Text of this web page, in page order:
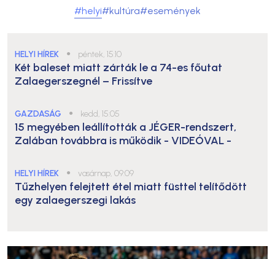
#helyi#kultúra#események
HELYI HÍREK ● péntek, 15:10
Két baleset miatt zárták le a 74-es főutat
Zalaegerszegnél – Frissítve
GAZDASÁG ● kedd, 15:05
15 megyében leállították a JÉGER-rendszert,
Zalában továbbra is működik - VIDEÓVAL -
HELYI HÍREK ● vasárnap, 09:09
Tűzhelyen felejtett étel miatt füsttel telítődött
egy zalaegerszegi lakás